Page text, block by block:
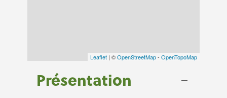
Leaflet | ©OpenStreetMap- OpenTopoMap
Présentation